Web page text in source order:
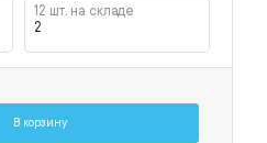
12 шт. на складе
2
В корзину